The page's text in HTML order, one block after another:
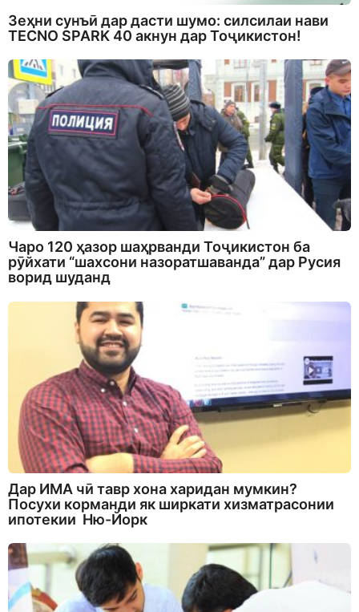
Зеҳни сунъӣ дар дасти шумо: силсилаи нави
TECNO SPARK 40 акнун дар Тоҷикистон!
Чаро 120 ҳазор шаҳрванди Тоҷикистон ба
рӯйхати “шахсони назоратшаванда” дар Русия
ворид шуданд
Дар ИМА чӣ тавр хона харидан мумкин?
Посухи корманди як ширкати хизматрасонии
ипотекии Ню-Йорк